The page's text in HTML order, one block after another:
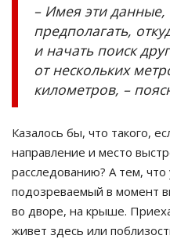
– Имея эти
предполагать,
и начать поиск
от нескольких
километров, –
Казалось бы, что такого,
направление и место
расследованию? А тем, что
подозреваемый в момент
во дворе, на крыше.
живет здесь или